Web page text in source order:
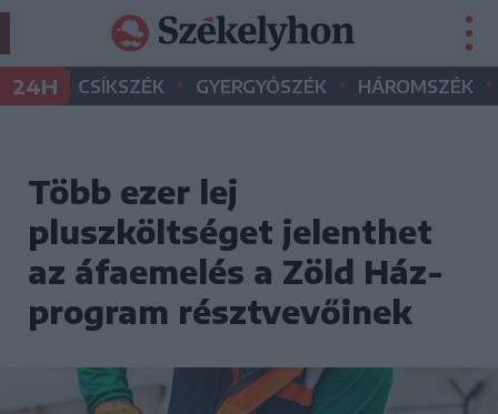
24H CSÍKSZÉK • GYERGYÓSZÉK • HÁROMSZÉK •
Több ezer lej
pluszköltséget jelenthet
az áfaemelés a Zöld Ház-
program résztvevőinek